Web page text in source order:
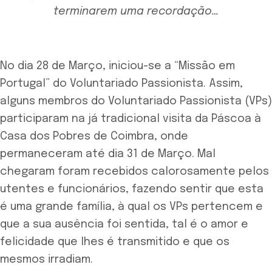
terminarem uma recordação…
No dia 28 de Março, iniciou-se a “Missão em
Portugal” do Voluntariado Passionista. Assim,
alguns membros do Voluntariado Passionista (VPs)
participaram na já tradicional visita da Páscoa à
Casa dos Pobres de Coimbra, onde
permaneceram até dia 31 de Março. Mal
chegaram foram recebidos calorosamente pelos
utentes e funcionários, fazendo sentir que esta
é uma grande família, à qual os VPs pertencem e
que a sua ausência foi sentida, tal é o amor e
felicidade que lhes é transmitido e que os
mesmos irradiam.